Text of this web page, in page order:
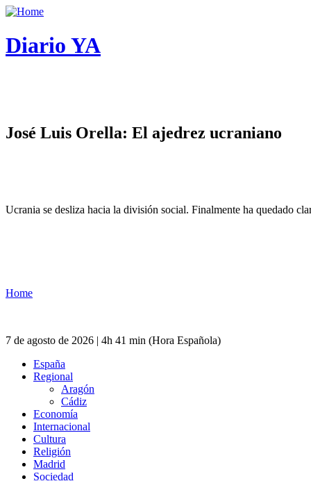
Diario YA
José Luis Orella: El ajedrez ucraniano
Ucrania se desliza hacia la división social. Finalmente ha quedado
Home
7 de agosto de 2026 | 4h 41 min (Hora Española)
España
Regional
Aragón
Cádiz
Economía
Internacional
Cultura
Religión
Madrid
Sociedad